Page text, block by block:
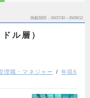
掲載期間 26/07/30～26/08/12
ル層）
理職・マネジャー
年収6